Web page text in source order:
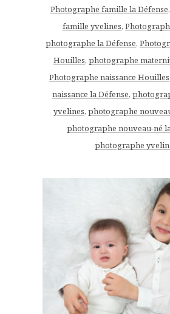
Photographe famille la Défense,
famille yvelines,
photographe la Défense,
Houilles, photographe
Photographe naissance Houilles
naissance la Défense,
yvelines, photographe
photographe nouveau-né
photographe